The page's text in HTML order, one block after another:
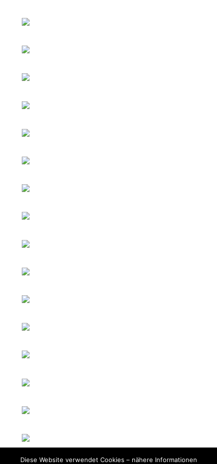
Diese Website verwendet Cookies – nähere Informationen